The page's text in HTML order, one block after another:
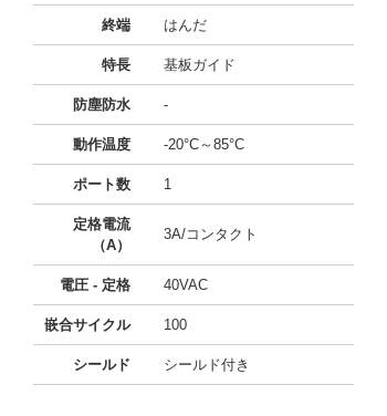
終端 はんだ
特長 基板ガイド
防塵防水 -
動作温度 -20°C～85°C
ポート数 1
定格電流
（A）
3A/コンタクト
電圧 - 定格 40VAC
嵌合サイクル 100
シールド シールド付き